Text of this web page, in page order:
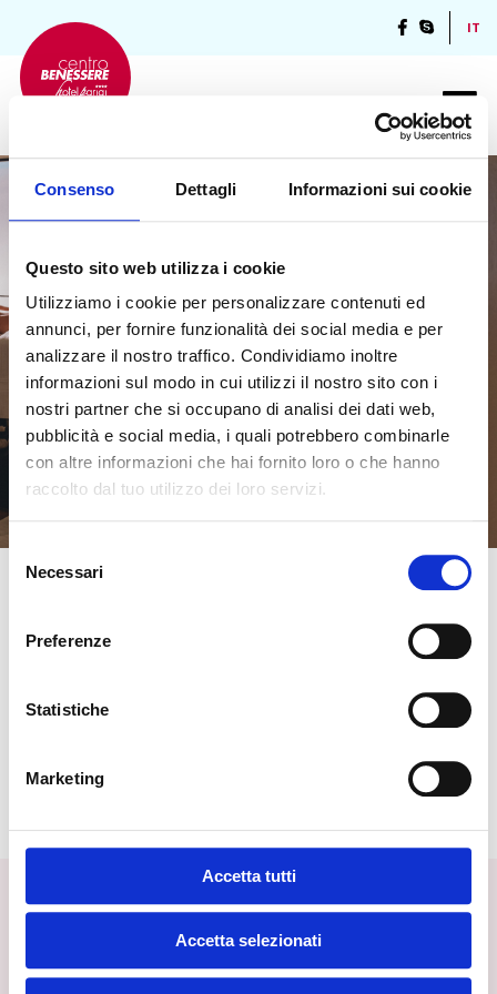
Consenso Dettagli Informazioni sui cookie
Questo sito web utilizza i cookie
Utilizziamo i cookie per personalizzare contenuti ed
annunci, per fornire funzionalità dei social media e per
analizzare il nostro traffico. Condividiamo inoltre
informazioni sul modo in cui utilizzi il nostro sito con i
nostri partner che si occupano di analisi dei dati web,
pubblicità e social media, i quali potrebbero combinarle
con altre informazioni che hai fornito loro o che hanno
raccolto dal tuo utilizzo dei loro servizi.
Selezione
delNecessari
Preferenze
Statistiche
Marketing
Accetta tutti
Accetta selezionati
IT
dispone dei migliori servizi dedicati al